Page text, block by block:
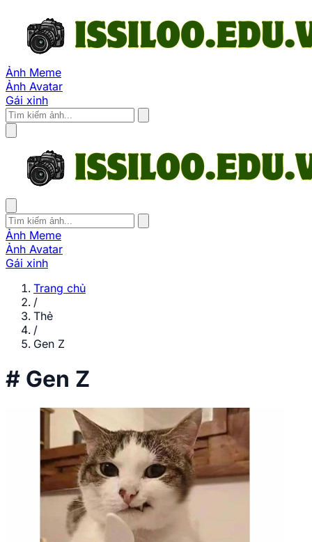
Ảnh Meme
Ảnh Avatar
Gái xinh
Ảnh Meme
Ảnh Avatar
Gái xinh
Trang chủ
/
Thẻ
/
Gen Z
# Gen Z